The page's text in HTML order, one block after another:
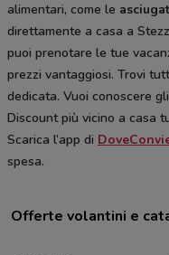
alimentari, come le
direttamente a casa a
puoi prenotare le tue
prezzi vantaggiosi. Trovi
dedicata. Vuoi conoscere
Discount più vicino a casa
Scarica l’app di
spesa.
Offerte volantini e